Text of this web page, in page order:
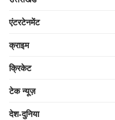
एंटरटेनमेंट
क्राइम
क्रिकेट
टेक न्यूज़
देश-दुनिया